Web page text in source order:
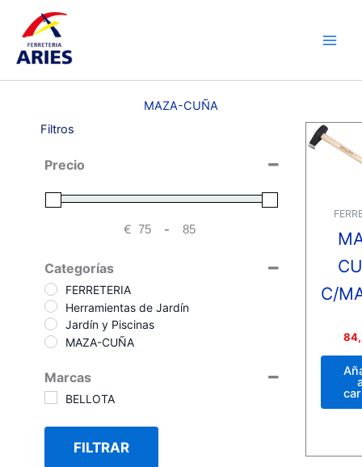
contenido
MAZA-CUÑA
Filtros
Precio
€ Minimum Price
-Maximum Price
Categorías
FERRETERIA
Herramientas de Jardín
Jardín y Piscinas
MAZA-CUÑA
Marcas
BELLOTA
FILTRAR
C/
0